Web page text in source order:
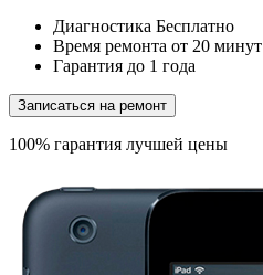
Диагностика Бесплатно
Время ремонта от 20 минут
Гарантия до 1 года
Записаться на ремонт
100% гарантия лучшей цены